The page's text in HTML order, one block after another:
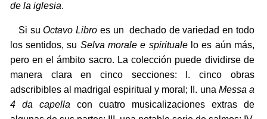
de la iglesia.
Si su Octavo Libro es un dechado de variedad en todo
los sentidos, su Selva morale e spiritualelo es aún más,
pero en el ámbito sacro. La colección puede dividirse de
manera clara en cinco secciones: I. cinco obras
adscribibles al madrigal espiritual y moral; II. una Messa a
4 da capella con cuatro musicalizaciones extras de